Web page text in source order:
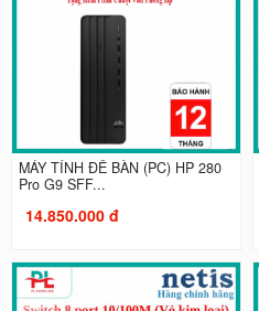
MÁY TÍNH ĐỂ BÀN (PC) HP 280
Pro G9 SFF...
14.850.000 đ